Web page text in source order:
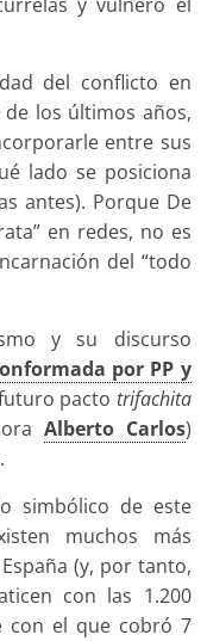
del conflicto en
de los últimos años,
entre sus
lado se posiciona
antes). Porque De
en redes, no es
del “todo
y su discurso
por PP y
pacto trifachita
Alberto Carlos)
simbólico de este
muchos más
(y, por tanto,
con las 1.200
con el que cobró 7